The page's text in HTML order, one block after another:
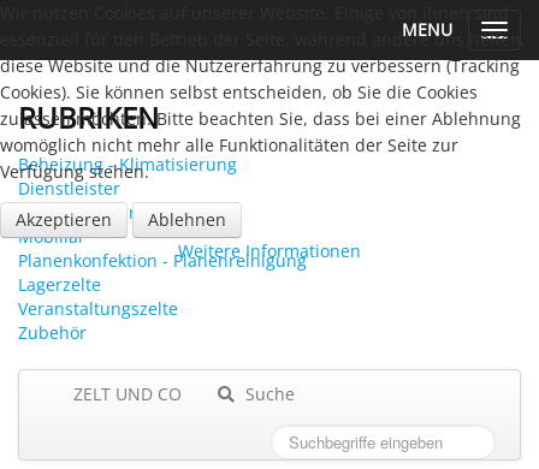
MENU
RUBRIKEN
Beheizung - Klimatisierung
Dienstleister
Mobile Sanitärsysteme
Mobiliar
Planenkonfektion - Planenreinigung
Lagerzelte
Veranstaltungszelte
Zubehör
ZELT UND CO Suche
essenziell für den Betrieb der Seite, während andere uns helfen,
diese Website und die Nutzererfahrung zu verbessern (Tracking
Cookies). Sie können selbst entscheiden, ob Sie die Cookies
zulassen möchten. Bitte beachten Sie, dass bei einer Ablehnung
womöglich nicht mehr alle Funktionalitäten der Seite zur
Verfügung stehen.
Akzeptieren
Ablehnen
Weitere Informationen